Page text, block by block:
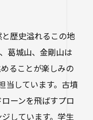
歴史溢れるこの地
葛城山、金剛山は
ることが楽しみの
当しています。古墳
ーンを飛ばすプロ
しています。学生